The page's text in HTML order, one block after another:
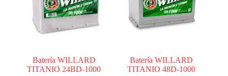
Batería WILLARD
TITANIO 24BD-1000
Batería WILLARD
TITANIO 48D-1000